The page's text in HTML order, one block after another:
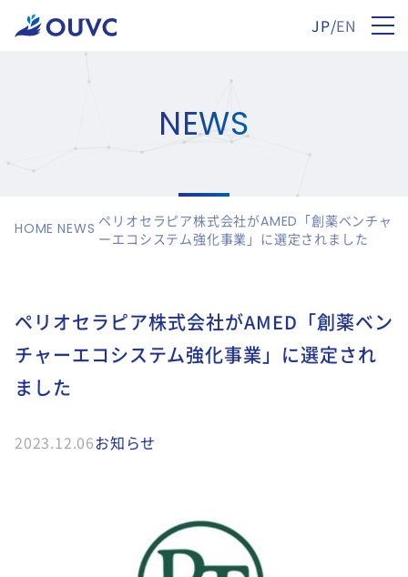
JP/EN
NEWS
HOME NEWS ペリオセラピア株式会社がAMED「創薬ベンチャ
ーエコシステム強化事業」に選定されました
ペリオセラピア株式会社がAMED「創薬ベン
チャーエコシステム強化事業」に選定され
ました
2023.12.06お知らせ